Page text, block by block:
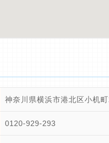
神奈川県横浜市港北区小机
0120-929-293